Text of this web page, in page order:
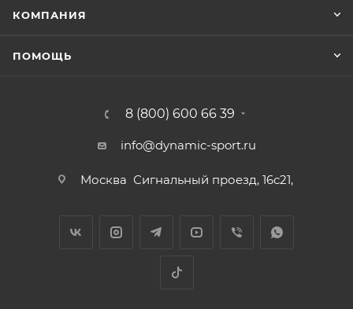
КОМПАНИЯ
ПОМОЩЬ
8 (800) 600 66 39
info@dynamic-sport.ru
Москва Сигнальный проезд, 16с21,